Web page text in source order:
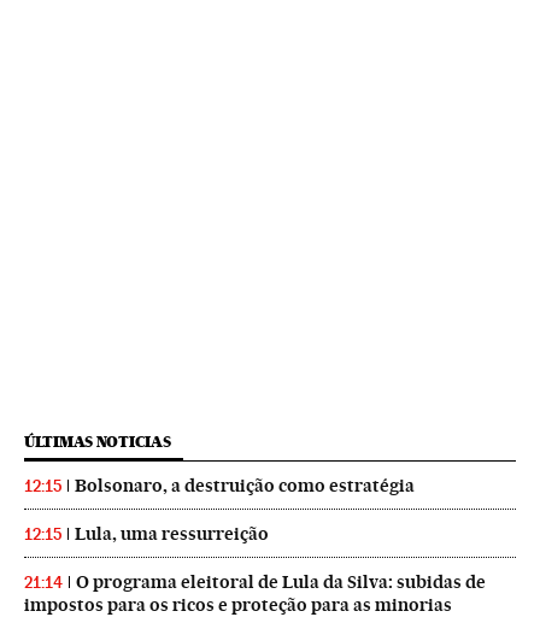
ÚLTIMAS NOTICIAS
12:15 Bolsonaro, a destruição como estratégia
12:15 Lula, uma ressurreição
21:14
O programa eleitoral de Lula da Silva: subidas de
impostos para os ricos e proteção para as minorias